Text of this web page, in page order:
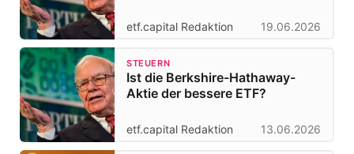
etf.capital Redaktion 19.06.2026
STEUERN
Ist die Berkshire-Hathaway-
Aktie der bessere ETF?
etf.capital Redaktion 13.06.2026